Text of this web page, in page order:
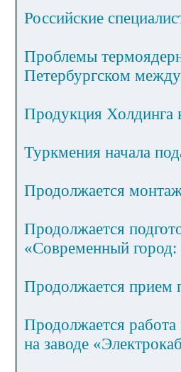
Российские
Проблемы
Петербургском
Продукция Холдинга
Туркмения начала
Продолжается
Продолжается
«Современный город:
Продолжается прием
Продолжается работа
на заводе